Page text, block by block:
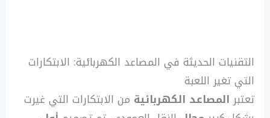
التقنيات الحديثة في المصاعد الكهربائية: الابتكارات
التي تغير اللعبة
تعتبر المصاعد الكهربائية من الابتكارات التي غيرت